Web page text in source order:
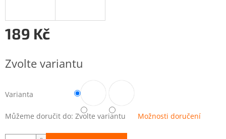
189 Kč
cena:
Zvolte variantu
Varianta
Můžeme doručit do: Zvolte variantu Možnosti doručení